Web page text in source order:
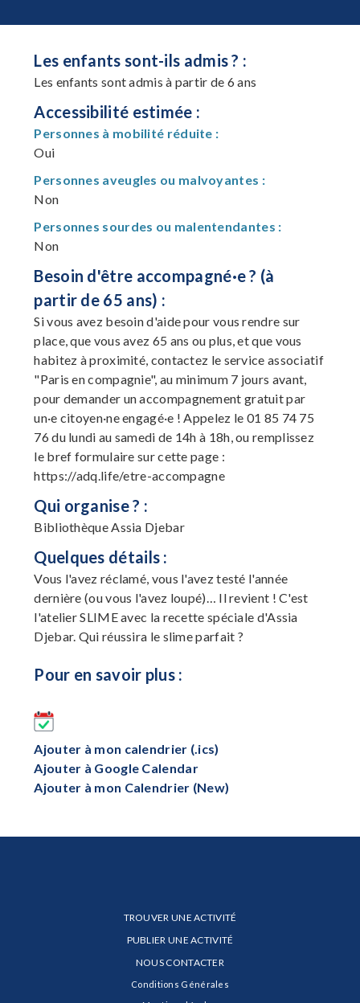
Les enfants sont-ils admis ? :
Les enfants sont admis à partir de 6 ans
Accessibilité estimée :
Personnes à mobilité réduite :
Oui
Personnes aveugles ou malvoyantes :
Non
Personnes sourdes ou malentendantes :
Non
Besoin d'être accompagné·e ? (à
partir de 65 ans) :
Si vous avez besoin d'aide pour vous rendre sur
place, que vous avez 65 ans ou plus, et que vous
habitez à proximité, contactez le service associatif
"Paris en compagnie", au minimum 7 jours avant,
pour demander un accompagnement gratuit par
un·e citoyen·ne engagé·e ! Appelez le 01 85 74 75
76 du lundi au samedi de 14h à 18h, ou remplissez
le bref formulaire sur cette page :
https://adq.life/etre-accompagne
Qui organise ? :
Bibliothèque Assia Djebar
Quelques détails :
Vous l'avez réclamé, vous l'avez testé l'année
dernière (ou vous l'avez loupé)… Il revient ! C'est
l'atelier SLIME avec la recette spéciale d'Assia
Djebar. Qui réussira le slime parfait ?
Pour en savoir plus :
Ajouter à mon calendrier (.ics)
Ajouter à Google Calendar
Ajouter à mon Calendrier (New)
TROUVER UNE ACTIVITÉ
PUBLIER UNE ACTIVITÉ
NOUS CONTACTER
Conditions Générales